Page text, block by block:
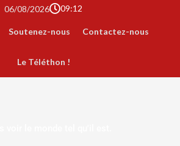
06/08/2026 09:12
Soutenez-nous Contactez-nous
Le Téléthon !